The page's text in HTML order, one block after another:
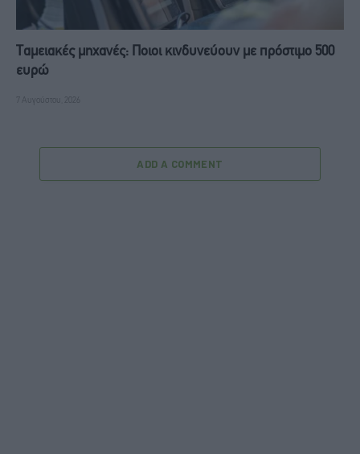
Ταμειακές μηχανές: Ποιοι κινδυνεύουν με πρόστιμο 500
ευρώ
7 Αυγούστου, 2026
ADD A COMMENT